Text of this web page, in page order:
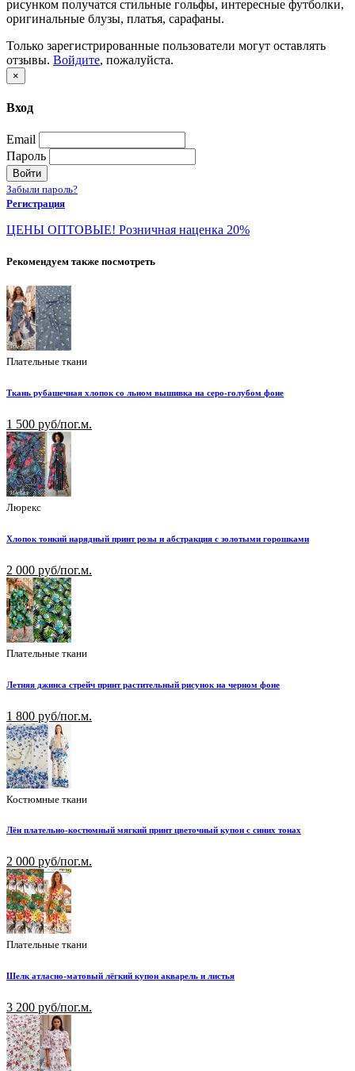
рисунком получатся стильные гольфы, интересные футболки,
оригинальные блузы, платья, сарафаны.
Только зарегистрированные пользователи могут оставлять
отзывы. Войдите, пожалуйста.
×
Вход
Email
Пароль
Войти
Забыли пароль?
Регистрация
ЦЕНЫ ОПТОВЫЕ! Розничная наценка 20%
Рекомендуем также посмотреть
Плательные ткани
Ткань рубашечная хлопок со льном вышивка на серо-голубом фоне
1 500 руб/пог.м.
Люрекс
Хлопок тонкий нарядный принт розы и абстракция с золотыми горошками
2 000 руб/пог.м.
Плательные ткани
Летняя джинса стрейч принт растительный рисунок на черном фоне
1 800 руб/пог.м.
Костюмные ткани
Лён плательно-костюмный мягкий принт цветочный купон с синих тонах
2 000 руб/пог.м.
Плательные ткани
Шелк атласно-матовый лёгкий купон акварель и листья
3 200 руб/пог.м.